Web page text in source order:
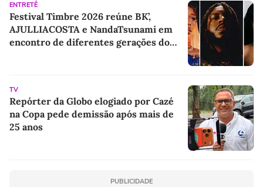
ENTRETÊ
Festival Timbre 2026 reúne BK’,
AJULLIACOSTA e NandaTsunami em
encontro de diferentes gerações do
TV
Repórter da Globo elogiado por Cazé
na Copa pede demissão após mais de
25 anos
PUBLICIDADE